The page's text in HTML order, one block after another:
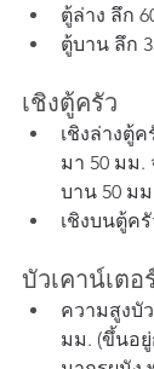
ตู้ล่าง ลึก
ตู้บาน ลึก
เชิงตู้ครัว
เชิงล่างตู้
มา 50 มม.
บาน 50 ม
เชิงบนตู้ค
บัวเคาน์เตอ
ความสูงบั
มม. (ขึ้นอ